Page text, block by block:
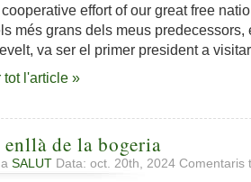
Puerto
Veneçuela,
Colòmbia…,
un
effort of our great free
més grans dels meus
va ser el primer president a
tot l'article »
enllà de la bogeria
SALUT Data: oct. 20th, 2024 Comentaris